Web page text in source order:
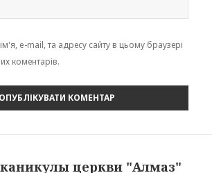
e-mail, та адресу сайту в цьому браузері
коментарів.
церкви "Алмаз"